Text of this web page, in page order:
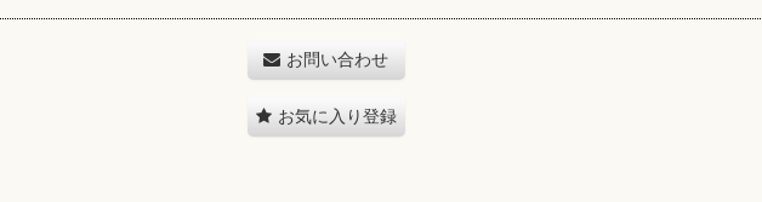
お問い合わせ
お気に入り登録